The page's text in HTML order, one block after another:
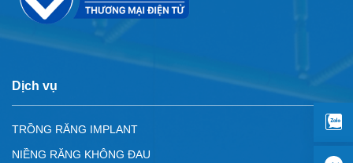
Dịch vụ
TRỒNG RĂNG IMPLANT
NIỀNG RĂNG KHÔNG ĐAU